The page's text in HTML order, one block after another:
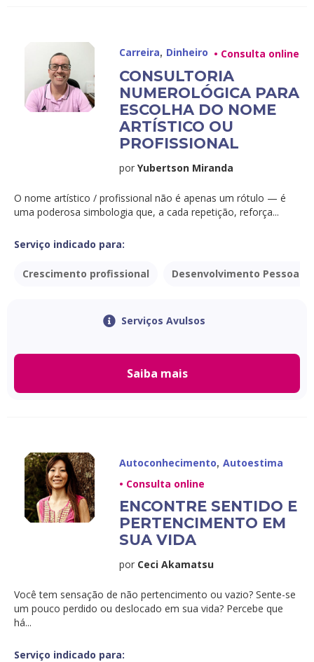
Carreira, Dinheiro • Consulta online
CONSULTORIA
NUMEROLÓGICA PARA
ESCOLHA DO NOME
ARTÍSTICO OU
PROFISSIONAL
por Yubertson Miranda
O nome artístico / profissional não é apenas um rótulo — é
uma poderosa simbologia que, a cada repetição, reforça...
Serviço indicado para:
Crescimento profissional Desenvolvimento Pessoal
Serviços Avulsos
Saiba mais
Autoconhecimento, Autoestima
• Consulta online
ENCONTRE SENTIDO E
PERTENCIMENTO EM
SUA VIDA
por Ceci Akamatsu
Você tem sensação de não pertencimento ou vazio? Sente-se
um pouco perdido ou deslocado em sua vida? Percebe que
há...
Serviço indicado para: